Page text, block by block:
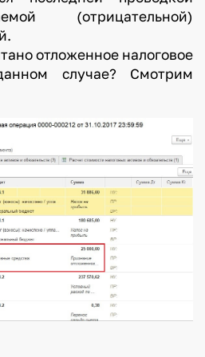
(отрицательной)
отложенное налоговое
случае? Смотрим